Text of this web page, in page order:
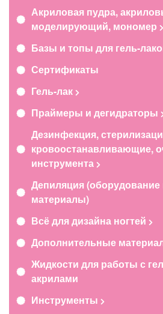
Акриловая пудра,
моделирующий, мономер
Базы и топы для гель-
Сертификаты
Гель-лак
Праймеры и дегидраторы
Дезинфекция,
кровоостанавливающие,
инструмента
Депиляция
материалы)
Всё для дизайна ногтей
Дополнительные
Жидкости для работы с
акрилами
Инструменты